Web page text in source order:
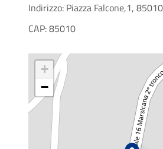
Indirizzo: Piazza Falcone,1,
CAP: 85010
+
−